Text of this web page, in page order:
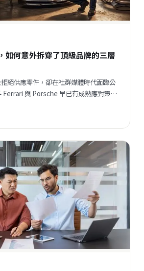
如何意外拆穿了頂級品牌的三層
絕供應零件，卻在社群媒體時代面臨公
Ferrari 與 Porsche 早已有成熟應對策